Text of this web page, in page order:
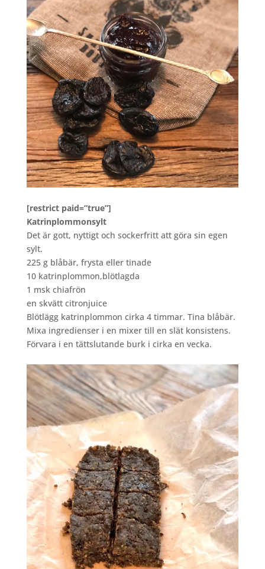
[restrict paid=”true”]
Katrinplommonsylt
Det är gott, nyttigt och sockerfritt att göra sin egen
sylt.
225 g blåbär, frysta eller tinade
10 katrinplommon,blötlagda
1 msk chiafrön
en skvätt citronjuice
Blötlägg katrinplommon cirka 4 timmar. Tina blåbär.
Mixa ingredienser i en mixer till en slät konsistens.
Förvara i en tättslutande burk i cirka en vecka.